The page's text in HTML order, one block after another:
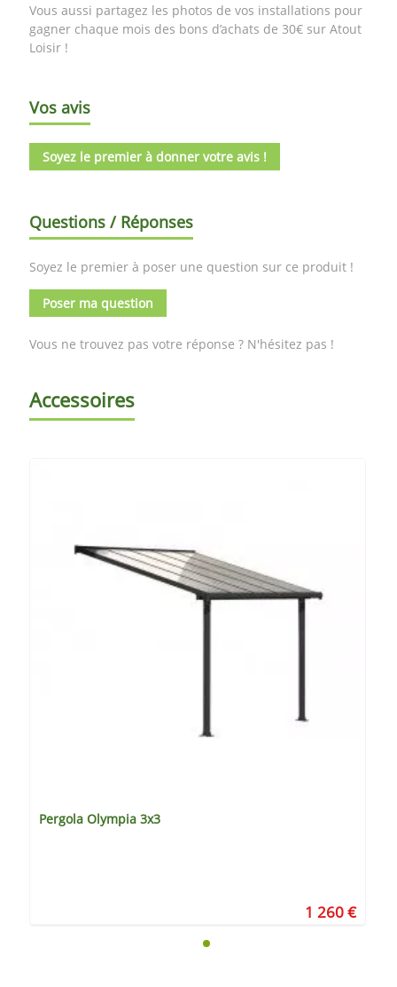
Vous aussi partagez les photos de vos installations pour
gagner chaque mois des bons d’achats de 30€ sur Atout
Loisir !
Vos avis
Soyez le premier à donner votre avis !
Questions / Réponses
Soyez le premier à poser une question sur ce produit !
Poser ma question
Vous ne trouvez pas votre réponse ? N'hésitez pas !
Accessoires
Pergola Olympia 3x3
1 260 €